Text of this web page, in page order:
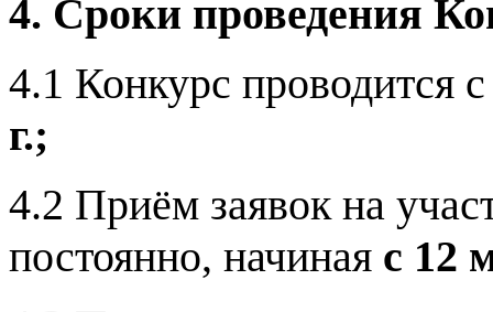
4. Сроки проведения
4.1 Конкурс проводится
г.;
4.2 Приём заявок на
постоянно, начиная с 12